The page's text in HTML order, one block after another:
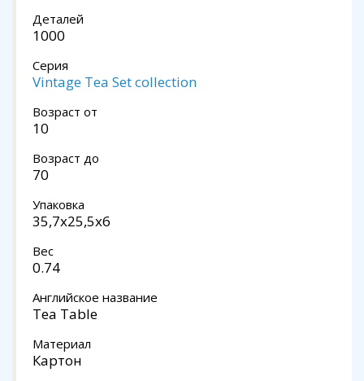
Деталей
1000
Серия
Vintage Tea Set collection
Возраст от
10
Возраст до
70
Упаковка
35,7x25,5x6
Вес
0.74
Английское название
Tea Table
Материал
Картон